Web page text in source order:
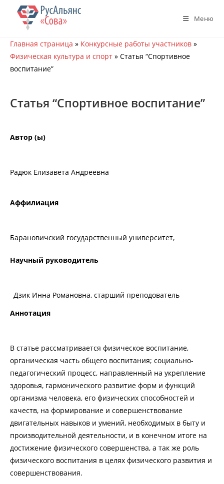
Перейти
содержимому
Меню
Главная страница » Конкурсные работы участников »
Физическая культура и спорт » Статья “Спортивное
воспитание”
Статья “Спортивное воспитание”
Автор (ы)
Радюк Елизавета Андреевна
Аффилиация
Барановичский государственный университет,
Научный руководитель
Дзик Инна Романовна, старший преподователь
Аннотация
В статье рассматривается физическое воспитание,
органическая часть общего воспитания; социально-
педагогический процесс, направленный на укрепление
здоровья, гармонического развитие форм и функций
организма человека, его физических способностей и
качеств, на формирование и совершенствование
двигательных навыков и умений, необходимых в быту и
производительной деятельности, и в конечном итоге на
достижение физического совершенства, а так же роль
физического воспитания в целях физического развития и
совершенствования.